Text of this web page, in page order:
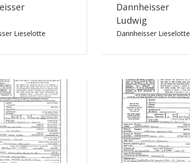
Lieselotte
Dannheisser
Ludwig
Dannheisser Lieselotte